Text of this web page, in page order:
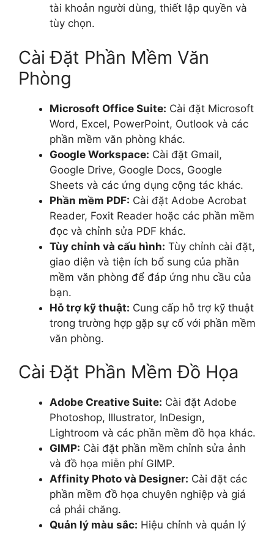
tài khoản người dùng, thiết lập quyền và
tùy chọn.
Cài Đặt Phần Mềm Văn
Phòng
Microsoft Office Suite: Cài đặt Microsoft
Word, Excel, PowerPoint, Outlook và các
phần mềm văn phòng khác.
Google Workspace: Cài đặt Gmail,
Google Drive, Google Docs, Google
Sheets và các ứng dụng cộng tác khác.
Phần mềm PDF: Cài đặt Adobe Acrobat
Reader, Foxit Reader hoặc các phần mềm
đọc và chỉnh sửa PDF khác.
Tùy chỉnh và cấu hình: Tùy chỉnh cài đặt,
giao diện và tiện ích bổ sung của phần
mềm văn phòng để đáp ứng nhu cầu của
bạn.
Hỗ trợ kỹ thuật: Cung cấp hỗ trợ kỹ thuật
trong trường hợp gặp sự cố với phần mềm
văn phòng.
Cài Đặt Phần Mềm Đồ Họa
Adobe Creative Suite: Cài đặt Adobe
Photoshop, Illustrator, InDesign,
Lightroom và các phần mềm đồ họa khác.
GIMP: Cài đặt phần mềm chỉnh sửa ảnh
và đồ họa miễn phí GIMP.
Affinity Photo và Designer: Cài đặt các
phần mềm đồ họa chuyên nghiệp và giá
cả phải chăng.
Quản lý màu sắc: Hiệu chỉnh và quản lý